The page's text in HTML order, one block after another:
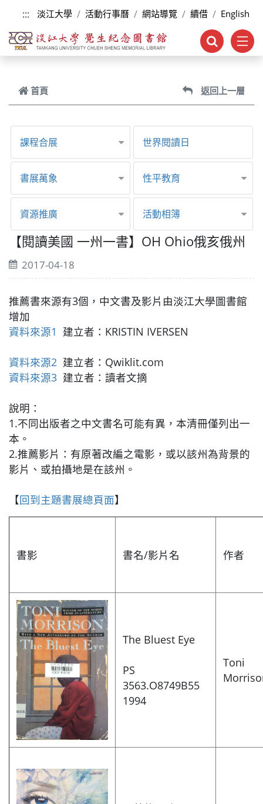
跳到主要內容
::: 淡江大學 活動行事曆 網站導覽 續借 English
首頁 返回上一層
課程合展 世界閱讀日
書展萬象 性平教育
資源推廣 活動相簿
【閱讀美國 一州一書】OH Ohio俄亥俄州
2017-04-18
推薦書來源有3個，中文書及影片由淡江大學圖書館
增加
資料來源1 建立者：KRISTIN IVERSEN
資料來源2 建立者：Qwiklit.com
資料來源3 建立者：讀者文摘
說明：
1.不同出版者之中文書名可能有異，本清冊僅列出一
本。
2.推薦影片：有原著改編之電影，或以該州為背景的
影片、或拍攝地是在該州。
【回到主題書展總頁面】
書影 書名/影片名 作者
The Bluest Eye
PS
3563.O8749B55
1994
Toni